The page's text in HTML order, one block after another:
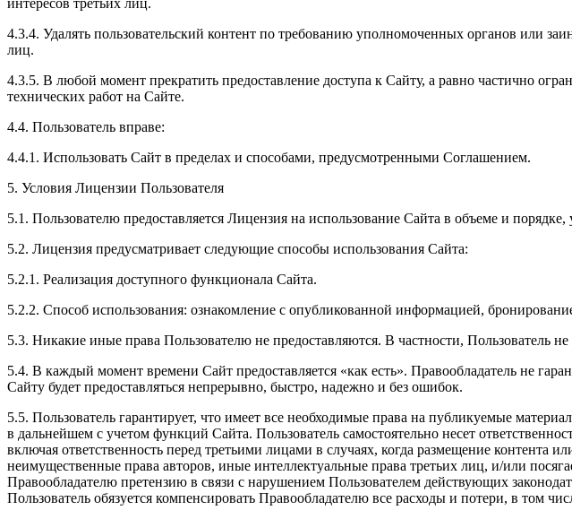
4.3.4. Удалять пользовательский контент по требованию уполномоченных органов или
лиц.
4.3.5. В любой момент прекратить предоставление доступа к Сайту, а равно частично
технических работ на Сайте.
4.4. Пользователь вправе:
4.4.1. Использовать Сайт в пределах и способами, предусмотренными Соглашением.
5. Условия Лицензии Пользователя
5.1. Пользователю предоставляется Лицензия на использование Сайта в объеме и
5.2. Лицензия предусматривает следующие способы использования Сайта:
5.2.1. Реализация доступного функционала Сайта.
5.2.2. Способ использования: ознакомление с опубликованной информацией,
5.3. Никакие иные права Пользователю не предоставляются. В частности, Пользователь
5.4. В каждый момент времени Сайт предоставляется «как есть». Правообладатель не
Сайту будет предоставляться непрерывно, быстро, надежно и без ошибок.
5.5. Пользователь гарантирует, что имеет все необходимые права на публикуемые
в дальнейшем с учетом функций Сайта. Пользователь самостоятельно несет
включая ответственность перед третьими лицами в случаях, когда размещение контента
неимущественные права авторов, иные интеллектуальные права третьих лиц, и/или
Правообладателю претензию в связи с нарушением Пользователем действующих
Пользователь обязуется компенсировать Правообладателю все расходы и потери, в том